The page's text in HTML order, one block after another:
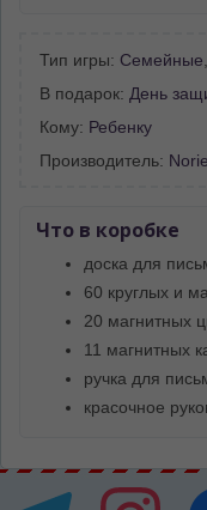
Тип игры: Семейные
В подарок: День
Кому: Ребенку
Производитель:
Что в коробке
доска для
60 круглых и
20 магнитных
11 магнитных
ручка для
красочное